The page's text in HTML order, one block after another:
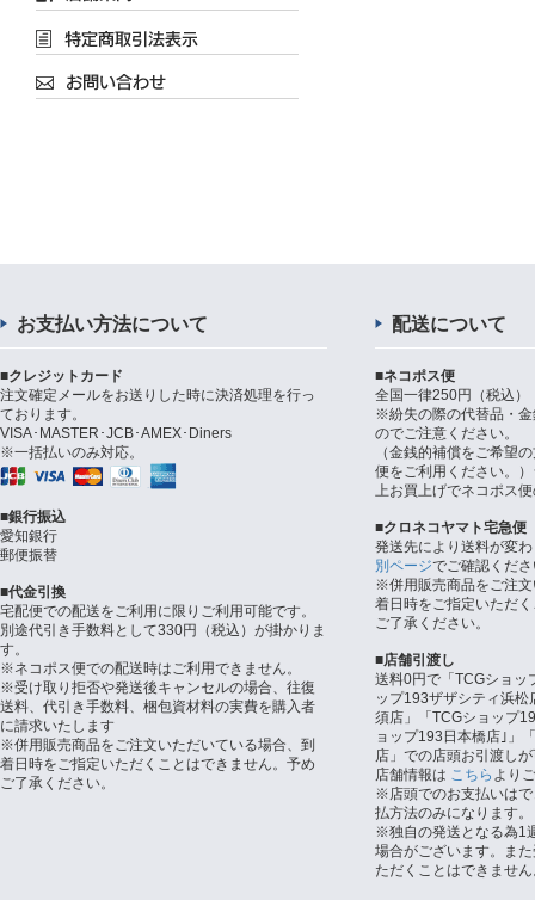
お支払い方法について
■クレジットカード
注文確定メールをお送りした時に決済処理を行っ
ております。
VISA･MASTER･JCB･AMEX･Diners
※一括払いのみ対応。
■銀行振込
愛知銀行
郵便振替
■代金引換
宅配便での配送をご利用に限りご利用可能です。
別途代引き手数料として330円（税込）が掛かりま
す。
※ネコポス便での配送時はご利用できません。
※受け取り拒否や発送後キャンセルの場合、往復
送料、代引き手数料、梱包資材料の実費を購入者
に請求いたします
※併用販売商品をご注文いただいている場合、到
着日時をご指定いただくことはできません。予め
ご了承ください。
配送について
■ネコポス便
全国一律250円（税込）
※紛失の際の代替品・
のでご注意ください。
（金銭的補償をご希望
便をご利用ください。
上お買上げでネコポス
■クロネコヤマト宅急便
発送先により送料が変
別ページでご確認くだ
※併用販売商品をご注
着日時をご指定いただ
ご了承ください。
■店舗引渡し
送料0円で「TCGショッ
ップ193ザザシティ浜
須店」「TCGショップ
ョップ193日本橋店｣」
店」での店頭お引渡し
店舗情報は こちら より
※店頭でのお支払いは
払方法のみになります。
※独自の発送となる為1
場合がございます。ま
ただくことはできませ